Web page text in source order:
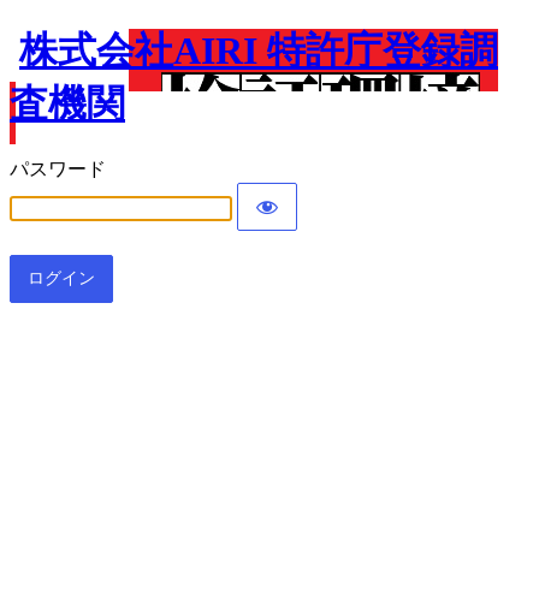
株式会社AIRI 特許庁登録調
査機関
パスワード